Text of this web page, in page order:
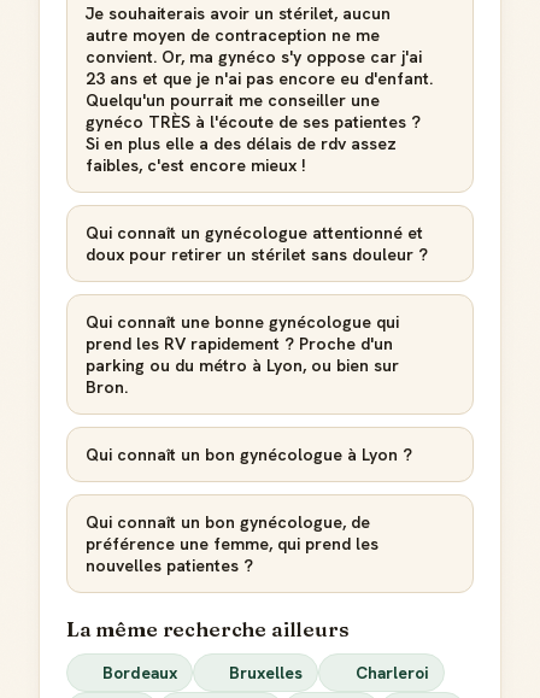
Je souhaiterais avoir un stérilet, aucun
autre moyen de contraception ne me
convient. Or, ma gynéco s'y oppose car j'ai
23 ans et que je n'ai pas encore eu d'enfant.
Quelqu'un pourrait me conseiller une
gynéco TRÈS à l'écoute de ses patientes ?
Si en plus elle a des délais de rdv assez
faibles, c'est encore mieux !
Qui connaît un gynécologue attentionné et
doux pour retirer un stérilet sans douleur ?
Qui connaît une bonne gynécologue qui
prend les RV rapidement ? Proche d'un
parking ou du métro à Lyon, ou bien sur
Bron.
Qui connaît un bon gynécologue à Lyon ?
Qui connaît un bon gynécologue, de
préférence une femme, qui prend les
nouvelles patientes ?
La même recherche ailleurs
Bordeaux Bruxelles
Charleroi